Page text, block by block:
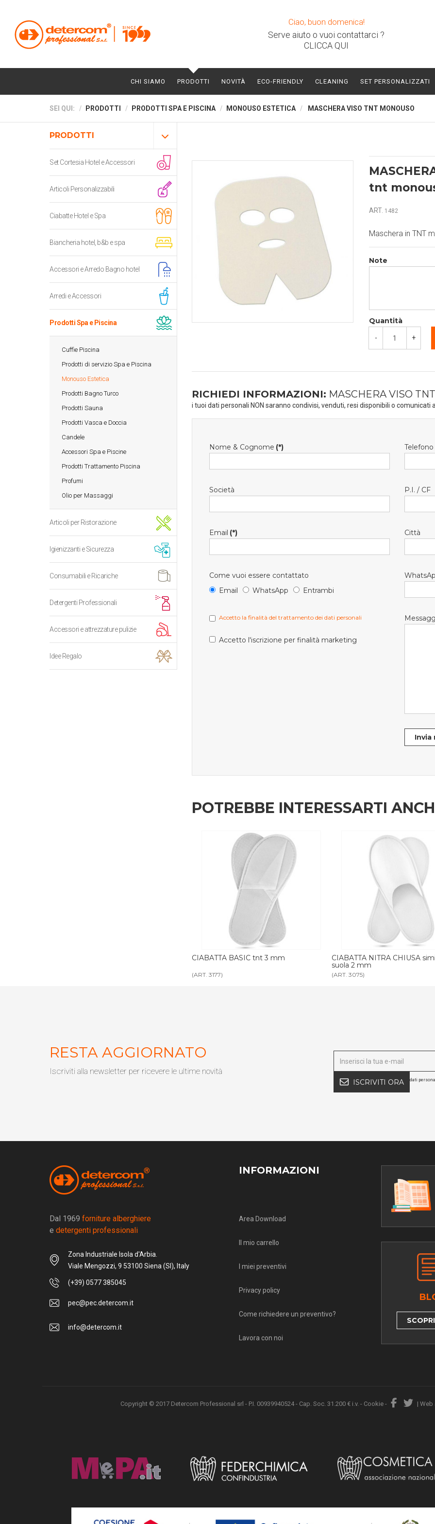
Ciao, buon domenica!
Serve aiuto o vuoi contattarci ?
CLICCA QUI
CHI SIAMO PRODOTTI NOVITÀ ECO-FRIENDLY CLEANING SET PERSONALIZZATI
SEI QUI: PRODOTTI PRODOTTI SPA E PISCINA MONOUSO ESTETICA MASCHERA VISO TNT MONOUSO
PRODOTTI
Set Cortesia Hotel e Accessori
Articoli Personalizzabili
Ciabatte Hotel e Spa
Biancheria hotel, b&b e spa
Accessori e Arredo Bagno hotel
Arredi e Accessori
Prodotti Spa e Piscina
Cuffie Piscina
Prodotti di servizio Spa e Piscina
Monouso Estetica
Prodotti Bagno Turco
Prodotti Sauna
Prodotti Vasca e Doccia
Candele
Accessori Spa e Piscine
Prodotti Trattamento Piscina
Profumi
Olio per Massaggi
Articoli per Ristorazione
Igienizzanti e Sicurezza
Consumabili e Ricariche
Detergenti Professionali
Accessori e attrezzature pulizie
Idee Regalo
tnt
ART. 1482
Maschera in TNT
Note
Quantità
- +
RICHIEDI INFORMAZIONI: MASCHERA VISO
i tuoi dati personali NON saranno condivisi, venduti, resi disponibili o comunicati
Nome & Cognome (*) Telefono
Società P.I. / CF
Email (*) Città
Come vuoi essere contattato
Email
WhatsApp Entrambi
Accetto la finalità del trattamento dei dati personali
Accetto l'iscrizione per finalità marketing
Invia
POTREBBE INTERESSARTI
CIABATTA NITRA CHIUSA similspugna
(ART. 3075)
CIABATTA THERMAL
bianca
(ART. 1412)
RESTA AGGIORNATO
Iscriviti alla newsletter per ricevere le ultime novità
ISCRIVITI ORA dati
Dal 1969 forniture alberghiere
e detergenti professionali
Zona Industriale Isola d'Arbia.
Viale Mengozzi, 9 53100 Siena (SI), Italy
(+39) 0577 385045
pec@pec.detercom.it
info@detercom.it
INFORMAZIONI
Area Download
Il mio carrello
I miei preventivi
Privacy policy
Come richiedere un preventivo?
Lavora con noi
Copyright © 2017 Detercom Professional srl - P.I. 00939940524 - Cap. Soc. 31.200 € i.v. - Cookie - | Web